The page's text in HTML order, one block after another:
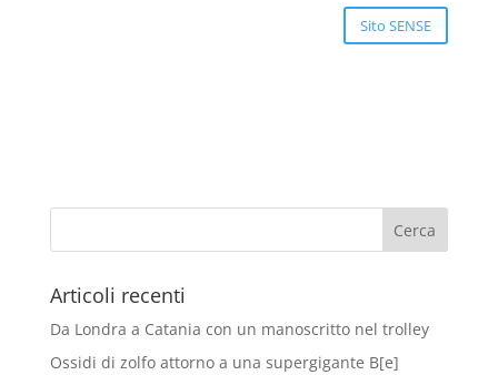
Sito SENSE
Articoli recenti
Da Londra a Catania con un manoscritto nel trolley
Ossidi di zolfo attorno a una supergigante B[e]